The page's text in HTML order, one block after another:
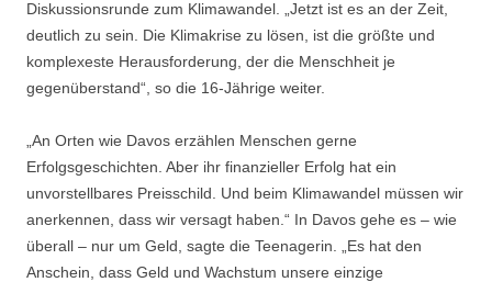
Diskussionsrunde zum Klimawandel. „Jetzt ist es an der Zeit,
deutlich zu sein. Die Klimakrise zu lösen, ist die größte und
komplexeste Herausforderung, der die Menschheit je
gegenüberstand“, so die 16-Jährige weiter.
„An Orten wie Davos erzählen Menschen gerne
Erfolgsgeschichten. Aber ihr finanzieller Erfolg hat ein
unvorstellbares Preisschild. Und beim Klimawandel müssen wir
anerkennen, dass wir versagt haben.“ In Davos gehe es – wie
überall – nur um Geld, sagte die Teenagerin. „Es hat den
Anschein, dass Geld und Wachstum unsere einzige